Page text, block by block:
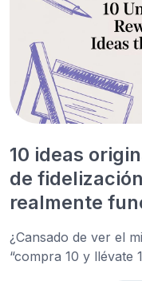
10 ideas
de
realmente
¿Cansado de ver el
“compra 10 y llévate